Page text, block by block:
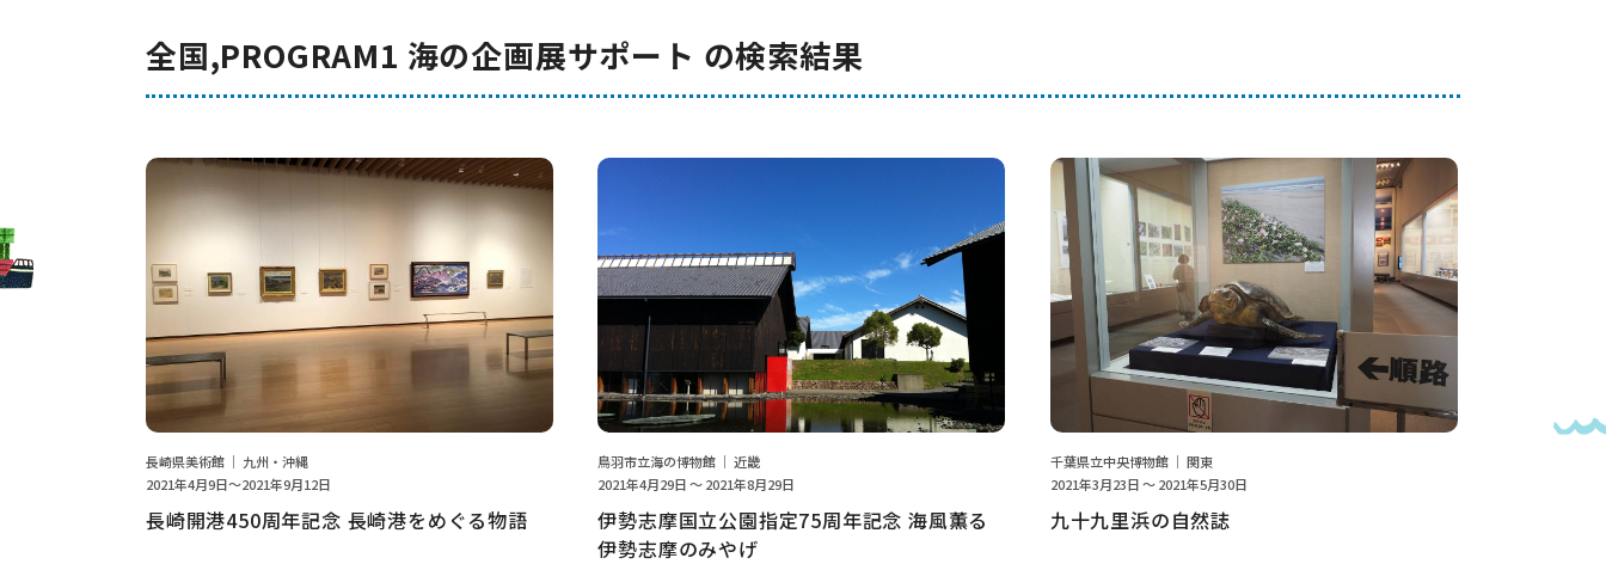
全国,PROGRAM1 海の企画展サポート の検索結果
長崎県美術館 ｜ 九州・沖縄
2021年4月9日～2021年9月12日
長崎開港450周年記念 長崎港をめぐる物語
鳥羽市立海の博物館 ｜ 近畿
2021年4月29日 ～ 2021年8月29日
伊勢志摩国立公園指定75周年記念 海風薫る
伊勢志摩のみやげ
千葉県立中央博物館 ｜ 関東
2021年3月23日 ～ 2021年5月30日
九十九里浜の自然誌